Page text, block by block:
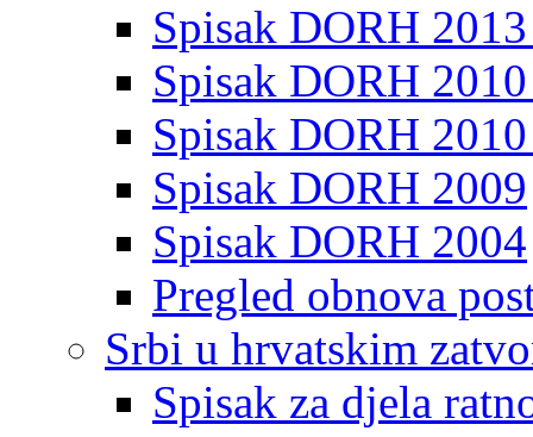
Spisak DORH
Spisak DORH
Spisak DORH
Spisak DORH 2009
Spisak DORH 2004
Pregled obnova
Srbi u hrvatskim
Spisak za djela